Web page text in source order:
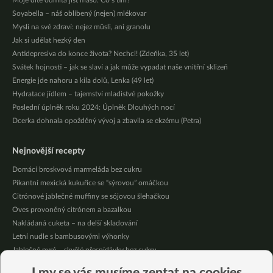
Soyabella – náš oblíbený (nejen) mlékovar
Mysli na své zdraví: nejez müsli, ani granolu
Jak si udělat hezký den
Antidepresiva do konce života? Nechci! (Zdeňka, 35 let)
Svátek hojnosti – jak se slaví a jak může vypadat naše vnitřní sklizeň
Energie jde nahoru a kila dolů, Lenka (49 let)
Hydratace jídlem – tajemství mladistvé pokožky
Poslední úplněk roku 2024: Úplněk Dlouhých nocí
Dcerka dohnala opožděný vývoj a zbavila se ekzému (Petra)
Nejnovější recepty
Domácí broskvová marmeláda bez cukru
Pikantní mexická kukuřice se “sýrovou” omáčkou
Citrónové jablečné muffiny se sójovou šlehačkou
Oves provoněný citrónem a bazalkou
Nakládaná cuketa – na delší skladování
Letní nudle s bambusovými výhonky
Jablečné pyré – skvělé přesnídávky bez cukru